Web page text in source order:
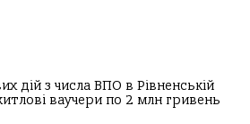
дій з числа ВПО в Рівненській
ваучери по 2 млн гривень